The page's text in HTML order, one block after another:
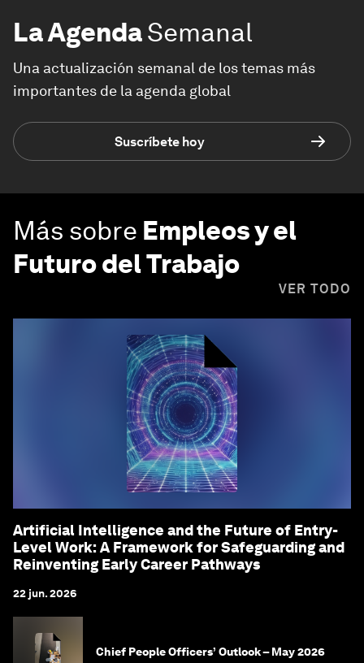
La AgendaSemanal
Una actualización semanal de los temas más
importantes de la agenda global
Suscríbete hoy
Más sobre Empleos y el
Futuro del Trabajo
VER TODO
Artificial Intelligence and the Future of Entry-
Level Work: A Framework for Safeguarding and
Reinventing Early Career Pathways
22 jun. 2026
Chief People Officers’ Outlook – May 2026